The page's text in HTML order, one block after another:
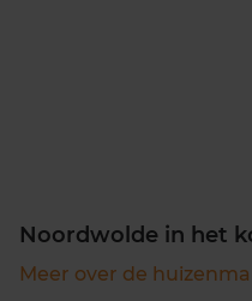
Noordwolde in het
Meer over de